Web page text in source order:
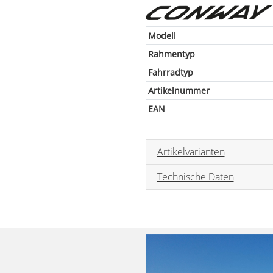
Modell
Rahmentyp
Fahrradtyp
Artikelnummer
EAN
Artikelvarianten
Technische Daten